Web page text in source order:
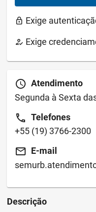
lock Exige
how_to_reg Exige
schedule Atendimento
Segunda à Sexta
call Telefones
+55 (19) 3766-2300
email E-mail
Descrição